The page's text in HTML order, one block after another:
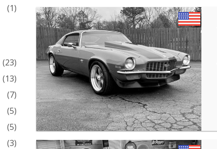
(1)
(23)
(13)
(7)
(5)
(5)
(3)